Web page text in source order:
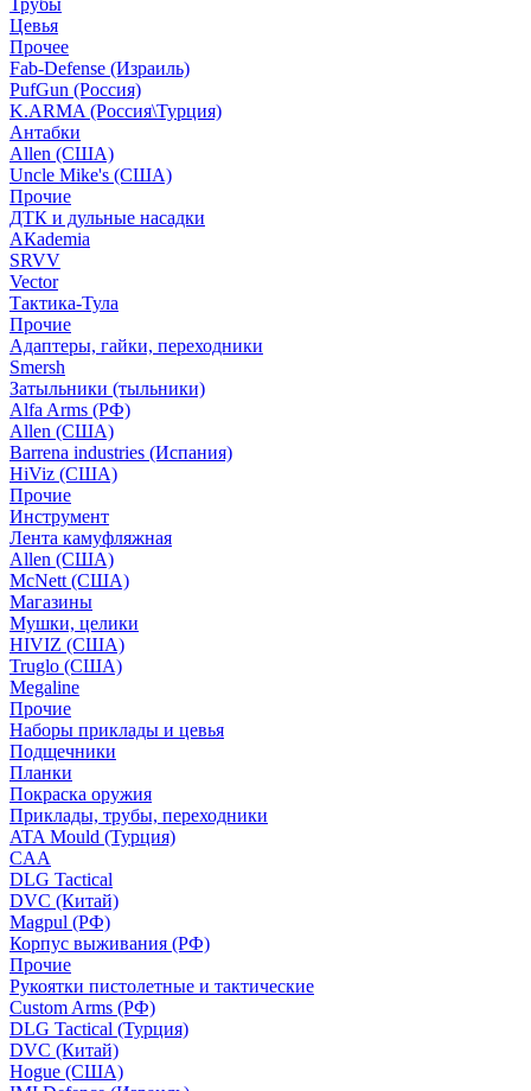
Трубы
Цевья
Прочее
Fab-Defense (Израиль)
PufGun (Россия)
K.ARMA (Россия\Турция)
Антабки
Allen (США)
Uncle Mike's (США)
Прочие
ДТК и дульные насадки
АКademia
SRVV
Vector
Тактика-Тула
Прочие
Адаптеры, гайки, переходники
Smersh
Затыльники (тыльники)
Alfa Arms (РФ)
Allen (США)
Barrena industries (Испания)
HiViz (США)
Прочие
Инструмент
Лента камуфляжная
Allen (США)
McNett (США)
Магазины
Мушки, целики
HIVIZ (США)
Truglo (США)
Megaline
Прочие
Наборы приклады и цевья
Подщечники
Планки
Покраска оружия
Приклады, трубы, переходники
ATA Mould (Турция)
CAA
DLG Tactical
DVC (Китай)
Magpul (РФ)
Корпус выживания (РФ)
Прочие
Рукоятки пистолетные и тактические
Custom Arms (РФ)
DLG Tactical (Турция)
DVC (Китай)
Hogue (США)